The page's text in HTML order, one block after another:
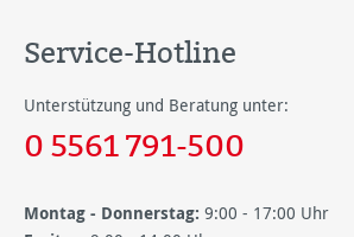
Service-Hotline
Unterstützung und Beratung unter:
0 5561 791-500
Montag - Donnerstag: 9:00 - 17:00 Uhr